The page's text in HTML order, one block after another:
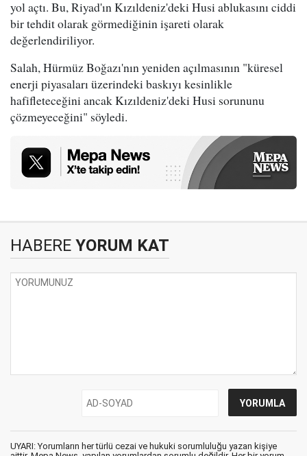
yol açtı. Bu, Riyad'ın Kızıldeniz'deki Husi ablukasını ciddi
bir tehdit olarak görmediğinin işareti olarak
değerlendiriliyor.
Salah, Hürmüz Boğazı'nın yeniden açılmasının "küresel
enerji piyasaları üzerindeki baskıyı kesinlikle
hafifleteceğini ancak Kızıldeniz'deki Husi sorununu
çözmeyeceğini" söyledi.
HABERE YORUM KAT
UYARI: Yorumların her türlü cezai ve hukuki sorumluluğu yazan kişiye